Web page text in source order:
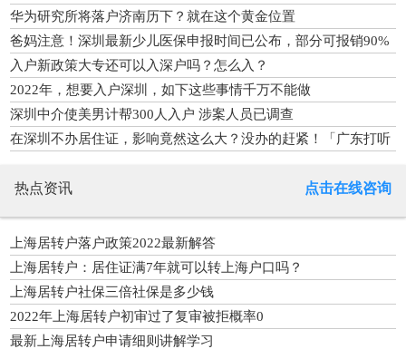
华为研究所将落户济南历下？就在这个黄金位置
爸妈注意！深圳最新少儿医保申报时间已公布，部分可报销90%
入户新政策大专还可以入深户吗？怎么入？
2022年，想要入户深圳，如下这些事情千万不能做
深圳中介使美男计帮300人入户 涉案人员已调查
在深圳不办居住证，影响竟然这么大？没办的赶紧！「广东打听
热点资讯 点击在线咨询
上海居转户落户政策2022最新解答
上海居转户：居住证满7年就可以转上海户口吗？
上海居转户社保三倍社保是多少钱
2022年上海居转户初审过了复审被拒概率0
最新上海居转户申请细则讲解学习